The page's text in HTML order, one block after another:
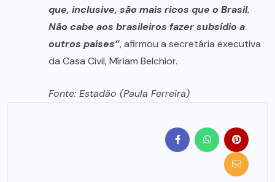
que, inclusive, são mais ricos que o Brasil.
Não cabe aos brasileiros fazer subsídio a
outros países”, afirmou a secretária executiva
da Casa Civil, Míriam Belchior.
Fonte: Estadão (Paula Ferreira)